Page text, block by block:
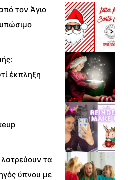
τον Άγιο
έκπληξη
λατρεύουν τα
ύπνου με